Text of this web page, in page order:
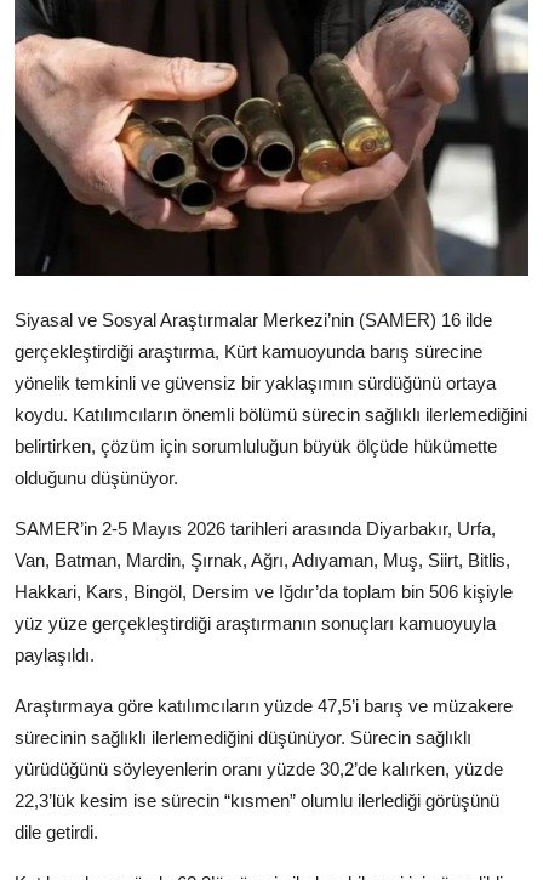
Arşiv
İletişim
Türkçe Kurdi
Siyasal ve Sosyal Araştırmalar Merkezi’nin (SAMER) 16 ilde
gerçekleştirdiği araştırma, Kürt kamuoyunda barış sürecine
yönelik temkinli ve güvensiz bir yaklaşımın sürdüğünü ortaya
koydu. Katılımcıların önemli bölümü sürecin sağlıklı ilerlemediğini
belirtirken, çözüm için sorumluluğun büyük ölçüde hükümette
olduğunu düşünüyor.
SAMER’in 2-5 Mayıs 2026 tarihleri arasında Diyarbakır, Urfa,
Van, Batman, Mardin, Şırnak, Ağrı, Adıyaman, Muş, Siirt, Bitlis,
Hakkari, Kars, Bingöl, Dersim ve Iğdır’da toplam bin 506 kişiyle
yüz yüze gerçekleştirdiği araştırmanın sonuçları kamuoyuyla
paylaşıldı.
Araştırmaya göre katılımcıların yüzde 47,5’i barış ve müzakere
sürecinin sağlıklı ilerlemediğini düşünüyor. Sürecin sağlıklı
yürüdüğünü söyleyenlerin oranı yüzde 30,2’de kalırken, yüzde
22,3’lük kesim ise sürecin “kısmen” olumlu ilerlediği görüşünü
dile getirdi.